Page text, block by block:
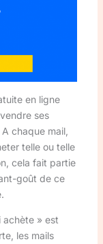
en ligne
ses
chaque mail,
telle ou telle
cela fait partie
goût de ce
achète » est
les mails